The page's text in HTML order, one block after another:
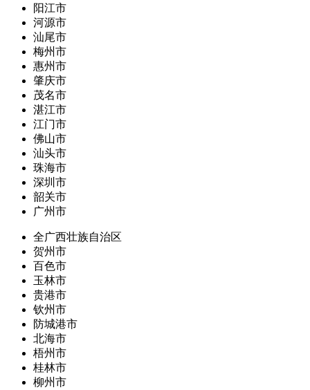
阳江市
河源市
汕尾市
梅州市
惠州市
肇庆市
茂名市
湛江市
江门市
佛山市
汕头市
珠海市
深圳市
韶关市
广州市
全广西壮族自治区
贺州市
百色市
玉林市
贵港市
钦州市
防城港市
北海市
梧州市
桂林市
柳州市